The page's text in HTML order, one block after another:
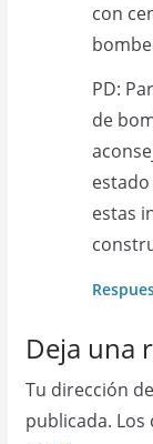
con
PD:
de
estas
Deja una
Tu dirección
publicada. Los